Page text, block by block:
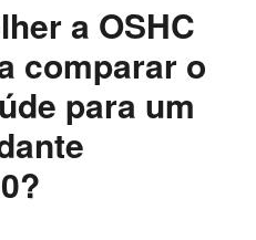
a OSHC
comparar o
para um